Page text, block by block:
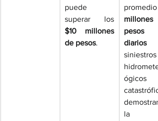
puede
$10 millones
de pesos.
promedio
pesos
diarios
siniestros
la